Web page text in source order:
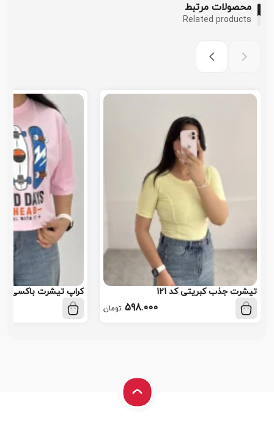
محصولات مرتبط
Related products
تیشرت جذب کبریتی کد 121
598.000 تومان
کراپ تیشرت باکسی